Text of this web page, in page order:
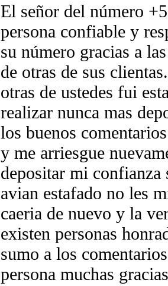
El señor del número
persona confiable y
su número gracias a
de otras de sus
otras de ustedes fui
realizar nunca mas
los buenos
y me arriesgue
depositar mi confianza
avian estafado no les
caeria de nuevo y la
existen personas
sumo a los
persona muchas